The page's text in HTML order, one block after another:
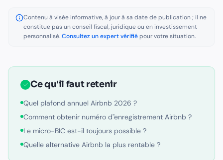
Contenu à visée informative, à jour à sa date de publication ; il ne
constitue pas un conseil fiscal, juridique ou en investissement
personnalisé.Consultez un expert vérifiépour votre situation.
Ce qu'il faut retenir
Quel plafond annuel Airbnb 2026 ?
Comment obtenir numéro d''enregistrement Airbnb ?
Le micro-BIC est-il toujours possible ?
Quelle alternative Airbnb la plus rentable ?